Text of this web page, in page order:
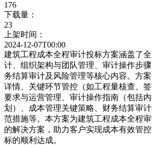
176
下载量：
23
上架时间：
2024-12-07T00:00
建筑工程成本全程审计投标方案涵盖了
计、组织架构与团队管理、审计操作步
务结算审计及风险管理等核心内容。方
详情、关键环节管控（如工程量核查、
要求与运营管理、审计操作指南（包括
划）、成本管理关键策略、财务结算审
范措施等。本方案为建筑工程成本全程
的解决方案，助力客户实现成本有效管
标的顺利达成。